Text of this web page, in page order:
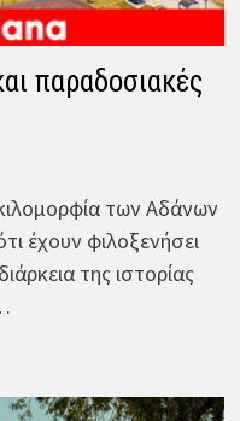
παραδοσιακές
των Αδάνων
έχουν φιλοξενήσει
της ιστορίας